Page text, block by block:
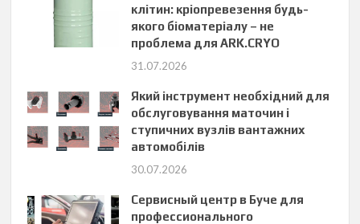
клітин: кріопревезення будь-
якого біоматеріалу – не
проблема для ARK.CRYO
31.07.2026
Який інструмент необхідний для
обслуговування маточин і
ступичних вузлів вантажних
автомобілів
30.07.2026
Сервисный центр в Буче для
профессионального